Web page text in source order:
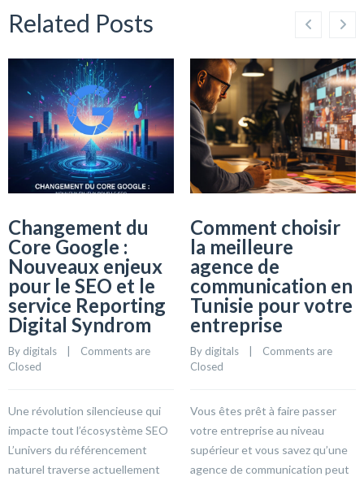
Related Posts
Changement du
Core Google :
Nouveaux enjeux
pour le SEO et le
service Reporting
Digital Syndrom
By digitals
Comments are
Closed
Une révolution silencieuse qui
impacte tout l’écosystème SEO
L’univers du référencement
naturel traverse actuellement
Comment choisir
la meilleure
agence de
communication en
Tunisie pour votre
entreprise
By digitals
Comments are
Closed
Vous êtes prêt à faire passer
votre entreprise au niveau
supérieur et vous savez qu’une
agence de communication peut